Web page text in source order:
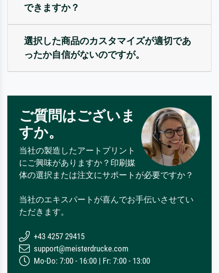
できますか？
選択した商品のカスタマイズが適切であ
ったか自信がないのですが。
ご質問はございま
すか。
当社の製造したアートプリント
にご興味がありますか？印刷媒
体の選択または注文にサポートが必要ですか？
当社のエキスパートが喜んでお手伝いさせてい
ただきます。
+43 4257 29415
support@meisterdrucke.com
Mo-Do: 7:00 - 16:00 | Fr: 7:00 - 13:00